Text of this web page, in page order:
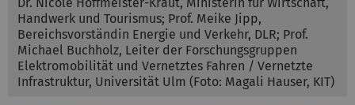
Handwerk und Tourismus; Prof. Meike Jipp,
Bereichsvorständin Energie und Verkehr, DLR; Prof.
Michael Buchholz, Leiter der Forschungsgruppen
Elektromobilität und Vernetztes Fahren / Vernetzte
Infrastruktur, Universität Ulm (Foto: Magali Hauser, KIT)